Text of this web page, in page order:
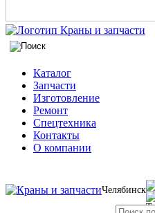
Каталог
Запчасти
Изготовление
Ремонт
Спецтехника
Контакты
О компании
Челябинск